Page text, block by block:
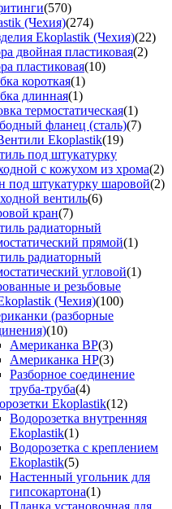
(570)
(Чехия)(274)
Ekoplastik (Чехия)(22)
двойная пластиковая(2)
пластиковая(10)
короткая(1)
длинная(1)
термостатическая(1)
фланец (сталь)(7)
Ekoplastik(19)
под штукатурку
с кожухом из хрома(2)
под штукатурку шаровой(2)
вентиль(6)
кран(7)
радиаторный
прямой(1)
радиаторный
угловой(1)
и резьбовые
(Чехия)(100)
(разборные
(10)
Американка ВР(3)
Американка НР(3)
Разборное соединение
труба-труба(4)
Ekoplastik(12)
Водорозетка внутренняя
Ekoplastik(1)
Водорозетка с креплением
Ekoplastik(5)
Настенный угольник для
гипсокартона(1)
Планка установочная для